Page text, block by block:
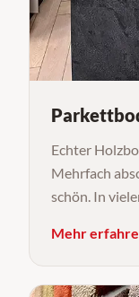
Echter
Mehrfach
schön. In
Mehr